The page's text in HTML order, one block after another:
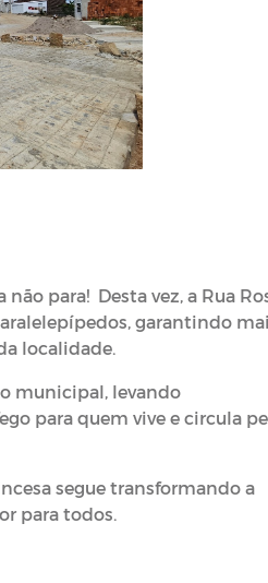
para! Desta vez, a Rua
garantindo
localidade.
municipal, levando
para quem vive e circula
segue transformando a
para todos.